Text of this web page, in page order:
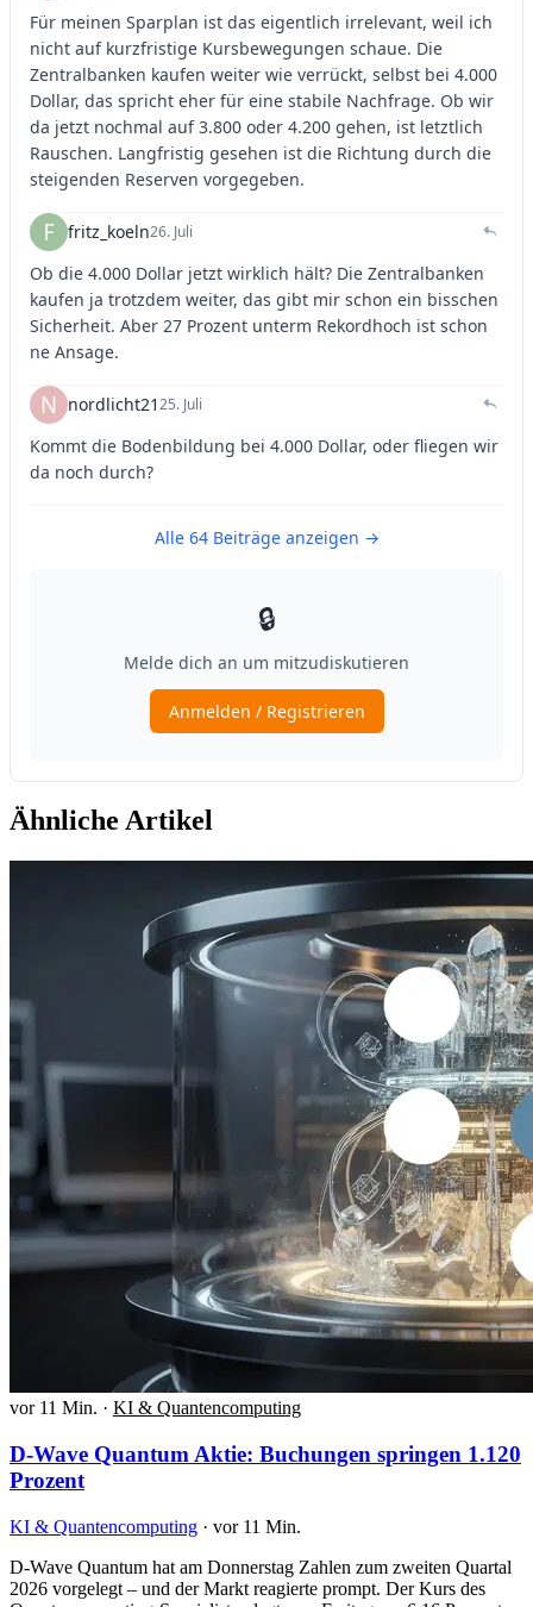
Ähnliche Artikel
vor 11 Min. · KI & Quantencomputing
D-Wave Quantum Aktie: Buchungen springen 1.120
Prozent
KI & Quantencomputing · vor 11 Min.
D-Wave Quantum hat am Donnerstag Zahlen zum zweiten Quartal
2026 vorgelegt – und der Markt reagierte prompt. Der Kurs des